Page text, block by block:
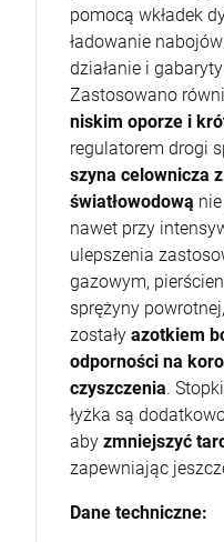
pomocą wkładek
ładowanie
działanie i
Zastosowano
niskim oporze i
regulatorem drogi
szyna celownicza
światłowodową
nawet przy
ulepszenia
gazowym,
sprężyny
zostały azotkiem
odporności na
czyszczenia.
łyżka są
aby zmniejszyć
zapewniając
Dane techniczne: